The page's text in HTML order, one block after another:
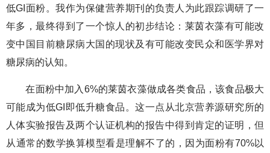
低GI面粉。我作为保健营养期刊的负责人为此跟踪调研了一
年多，最终得到了一个惊人的初步结论：莱茵衣藻有可能改
变中国目前糖尿病大国的现状及有可能改变民众和医学界对
糖尿病的认知。
在面粉中加入6%的莱茵衣藻做成各类食品，该食品极大
可能成为低GI即低升糖食品。这一点从北京营养源研究所的
人体实验报告及两个认证机构的报告中得到肯定的证明，但
从通常的数学换算模型看是理解不了的，因为面粉有70%以